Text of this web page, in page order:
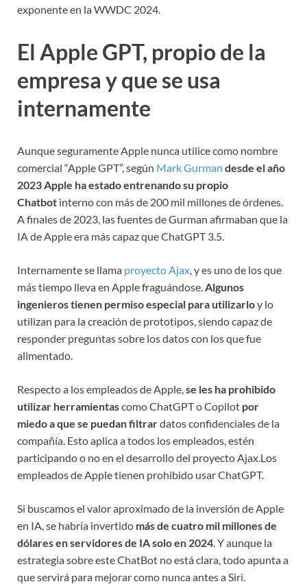
exponente en la WWDC 2024.
El Apple GPT, propio de la
empresa y que se usa
internamente
Aunque seguramente Apple nunca utilice como nombre
comercial “Apple GPT”, según Mark Gurman desde el año
2023 Apple ha estado entrenando su propio
Chatbot interno con más de 200 mil millones de órdenes.
A finales de 2023, las fuentes de Gurman afirmaban que la
IA de Apple era más capaz que ChatGPT 3.5.
Internamente se llama proyecto Ajax , y es uno de los que
más tiempo lleva en Apple fraguándose. Algunos
ingenieros tienen permiso especial para utilizarloy lo
utilizan para la creación de prototipos, siendo capaz de
responder preguntas sobre los datos con los que fue
alimentado.
Respecto a los empleados de Apple, se les ha prohibido
utilizar herramientascomo ChatGPT o Copilot por
miedo a que se puedan filtrardatos confidenciales de la
compañía. Esto aplica a todos los empleados, estén
participando o no en el desarrollo del proyecto Ajax.Los
empleados de Apple tienen prohibido usar ChatGPT.
Si buscamos el valor aproximado de la inversión de Apple
en IA, se habría invertido más de cuatro mil millones de
dólares en servidores de IA solo en 2024 . Y aunque la
estrategia sobre este ChatBot no está clara, todo apunta a
que servirá para mejorar como nunca antes a Siri.